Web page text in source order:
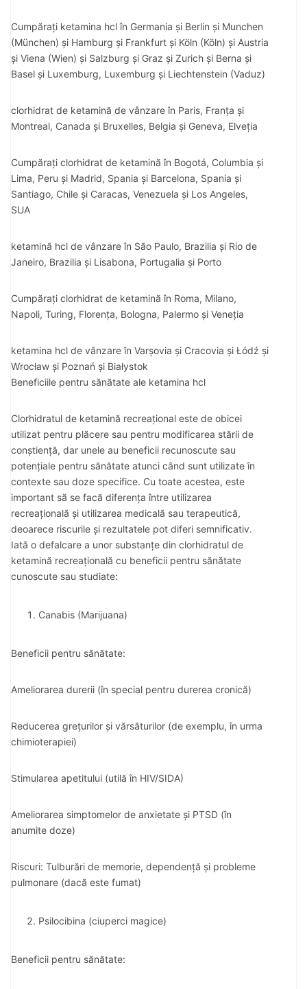
Cumpărați ketamina hcl în Germania și Berlin și Munchen
(München) și Hamburg și Frankfurt și Köln (Köln) și Austria
și Viena (Wien) și Salzburg și Graz și Zurich și Berna și
Basel și Luxemburg, Luxemburg și Liechtenstein (Vaduz)
clorhidrat de ketamină de vânzare în Paris, Franța și
Montreal, Canada și Bruxelles, Belgia și Geneva, Elveția
Cumpărați clorhidrat de ketamină în Bogotá, Columbia și
Lima, Peru și Madrid, Spania și Barcelona, ​​Spania și
Santiago, Chile și Caracas, Venezuela și Los Angeles,
SUA
ketamină hcl de vânzare în São Paulo, Brazilia și Rio de
Janeiro, Brazilia și Lisabona, Portugalia și Porto
Cumpărați clorhidrat de ketamină în Roma, Milano,
Napoli, Turing, Florența, Bologna, Palermo și Veneția
ketamina hcl de vânzare în Varșovia și Cracovia și Łódź și
Wrocław și Poznań și Białystok
Beneficiile pentru sănătate ale ketamina hcl
Clorhidratul de ketamină recreațional este de obicei
utilizat pentru plăcere sau pentru modificarea stării de
conștiență, dar unele au beneficii recunoscute sau
potențiale pentru sănătate atunci când sunt utilizate în
contexte sau doze specifice. Cu toate acestea, este
important să se facă diferența între utilizarea
recreațională și utilizarea medicală sau terapeutică,
deoarece riscurile și rezultatele pot diferi semnificativ.
Iată o defalcare a unor substanțe din clorhidratul de
ketamină recreațională cu beneficii pentru sănătate
cunoscute sau studiate:
Canabis (Marijuana)
Beneficii pentru sănătate:
Ameliorarea durerii (în special pentru durerea cronică)
Reducerea grețurilor și vărsăturilor (de exemplu, în urma
chimioterapiei)
Stimularea apetitului (utilă în HIV/SIDA)
Ameliorarea simptomelor de anxietate și PTSD (în
anumite doze)
Riscuri: Tulburări de memorie, dependență și probleme
pulmonare (dacă este fumat)
Psilocibina (ciuperci magice)
Beneficii pentru sănătate: